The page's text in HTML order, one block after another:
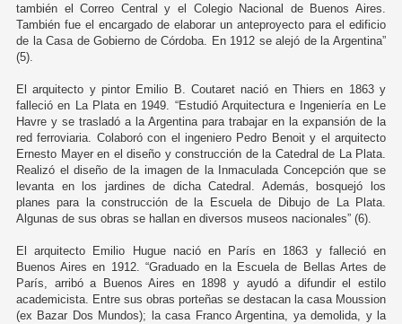
también el Correo Central y el Colegio Nacional de Buenos Aires.
También fue el encargado de elaborar un anteproyecto para el edificio
de la Casa de Gobierno de Córdoba. En 1912 se alejó de la Argentina”
(5).
El arquitecto y pintor Emilio B. Coutaret nació en Thiers en 1863 y
falleció en La Plata en 1949. “Estudió Arquitectura e Ingeniería en Le
Havre y se trasladó a la Argentina para trabajar en la expansión de la
red ferroviaria. Colaboró con el ingeniero Pedro Benoit y el arquitecto
Ernesto Mayer en el diseño y construcción de la Catedral de La Plata.
Realizó el diseño de la imagen de la Inmaculada Concepción que se
levanta en los jardines de dicha Catedral. Además, bosquejó los
planes para la construcción de la Escuela de Dibujo de La Plata.
Algunas de sus obras se hallan en diversos museos nacionales” (6).
El arquitecto Emilio Hugue nació en París en 1863 y falleció en
Buenos Aires en 1912. “Graduado en la Escuela de Bellas Artes de
París, arribó a Buenos Aires en 1898 y ayudó a difundir el estilo
academicista. Entre sus obras porteñas se destacan la casa Moussion
(ex Bazar Dos Mundos); la casa Franco Argentina, ya demolida, y la